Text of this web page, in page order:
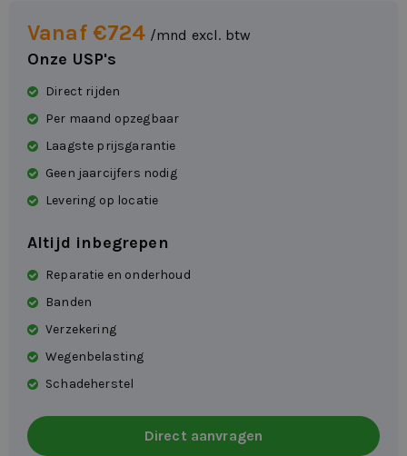
Vanaf €724 /mnd excl. btw
Onze USP's
Direct rijden
Per maand opzegbaar
Laagste prijsgarantie
Geen jaarcijfers nodig
Levering op locatie
Altijd inbegrepen
Reparatie en onderhoud
Banden
Verzekering
Wegenbelasting
Schadeherstel
Direct aanvragen